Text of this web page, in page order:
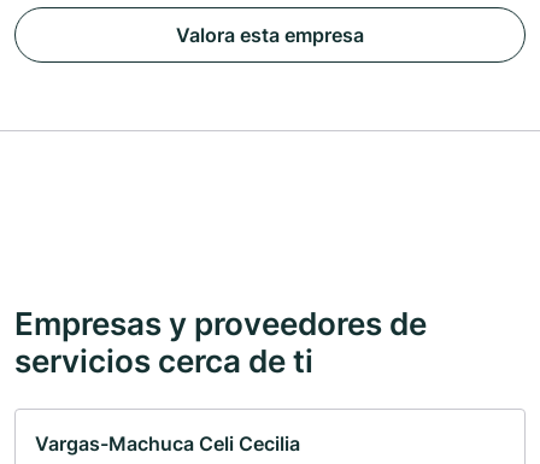
Valora esta empresa
Empresas y proveedores de
servicios cerca de ti
Vargas-Machuca Celi Cecilia